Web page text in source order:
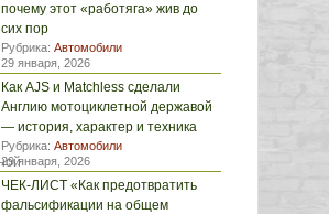
почему этот «работяга» жив до
сих пор
Рубрика: Автомобили
29 января, 2026
Как AJS и Matchless сделали
Англию мотоциклетной державой
— история, характер и техника
Рубрика: Автомобили
29 января, 2026
ЧЕК-ЛИСТ «Как предотвратить
фальсификации на общем